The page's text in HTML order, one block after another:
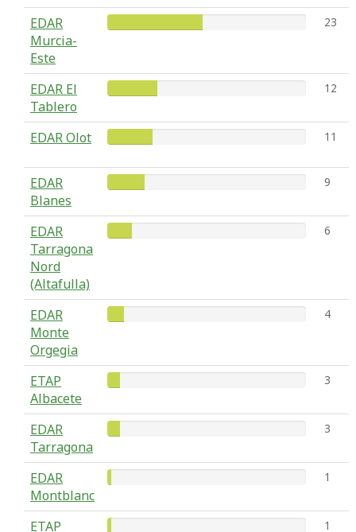
EDAR
Murcia-
Este
23
EDAR El
Tablero
12
EDAR Olot 11
EDAR
Blanes
9
EDAR
Tarragona
Nord
(Altafulla)
6
EDAR
Monte
Orgegia
4
ETAP
Albacete
3
EDAR
Tarragona
3
EDAR
Montblanc
1
ETAP
1